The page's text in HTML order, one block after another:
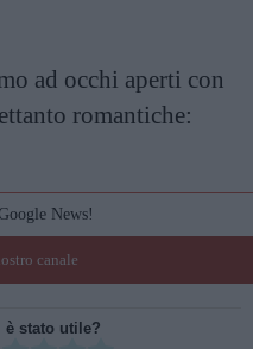
ad occhi aperti con
romantiche:
News!
canale
è stato utile?